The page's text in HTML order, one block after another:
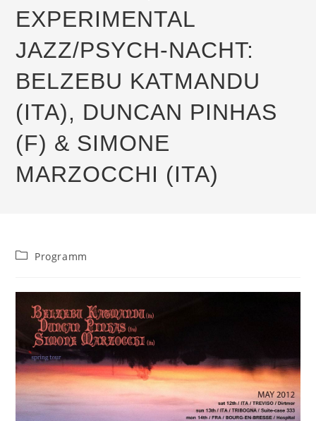
EXPERIMENTAL
JAZZ/PSYCH-NACHT:
BELZEBU KATMANDU
(ITA), DUNCAN PINHAS
(F) & SIMONE
MARZOCCHI (ITA)
Beitrags-
Programm